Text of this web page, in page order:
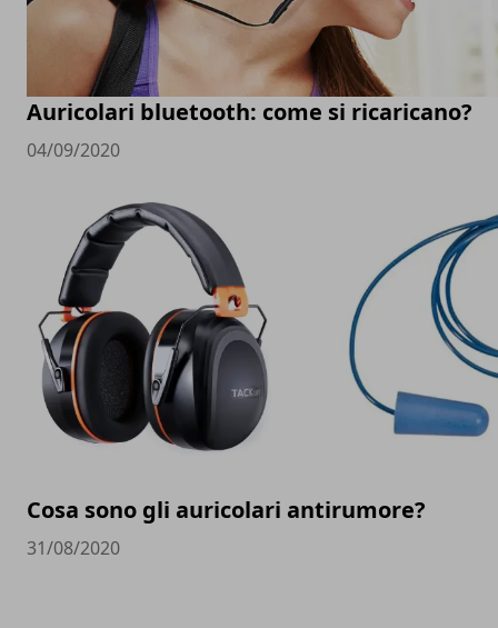
Auricolari bluetooth: come si ricaricano?
04/09/2020
Cosa sono gli auricolari antirumore?
31/08/2020